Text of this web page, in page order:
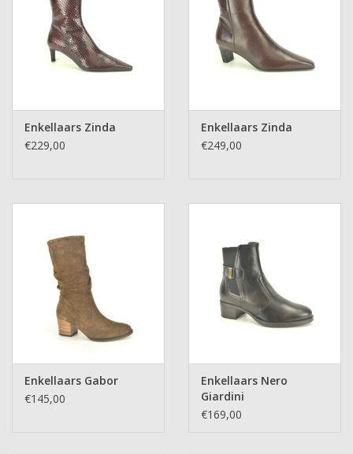
Enkellaars Zinda
€229,00
Enkellaars Zinda
€249,00
Enkellaars Gabor
€145,00
Enkellaars Nero
Giardini
€169,00